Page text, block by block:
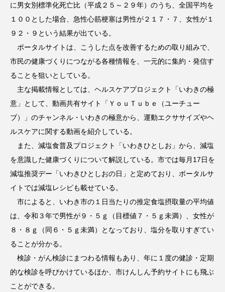
に男女別標準化死亡比（平成２５～２９年）のうち、全国平均を
１００とした場合、急性心筋梗塞は男性が２１７・７、女性が１
９２・９という結果が出ている。
ポータルサイトは、こうした点を改善するための取り組みで、
市民の健康づくりにつながる各種情報を、一元的に集約・発信す
ることを狙いとしている。
主な掲載情報としては、ヘルスケアプロジェクト「いわきの極
意」として、動画共有サイト「ＹｏｕＴｕｂｅ（ユーチュー
ブ）」のチャンネル・いわきの極意から、運動エクササイズやヘ
ルスケアに関する動画を紹介している。
また、減塩食普及プロジェクト「いわきひとしお」から、減塩
を意識した健康づくりについて解説している。市では毎月17日を
減塩推奨デー「いわきひとしおの日」と定めており、ポータルサ
イトでは減塩レシピも載せている。
市によると、いわき市の１日当たりの推定食塩摂取量の平均値
は、令和３年で男性が９・５ｇ（目標値７・５ｇ未満）、女性が
８・８ｇ（同６・５ｇ未満）となっており、塩分を取りすぎてい
ることが分かる。
検診・がん検診にまつわる情報もあり、年に１度の健診・定期
的な検診を呼びかけているほか、市けんしん予約サイトにも飛ぶ
ことができる。